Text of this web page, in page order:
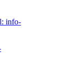
info-